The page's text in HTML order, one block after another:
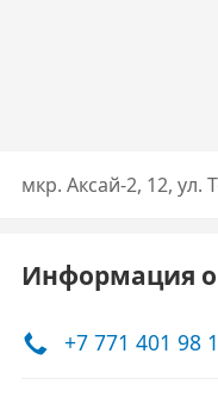
мкр. Аксай-2, 12, ул.
Информация о
+7 771 401 98